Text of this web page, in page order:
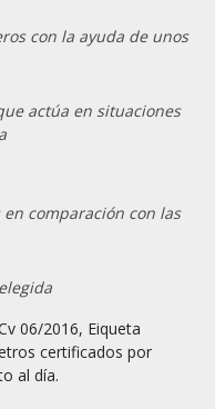
con la ayuda de unos
actúa en situaciones
comparación con las
certificados por
al día.